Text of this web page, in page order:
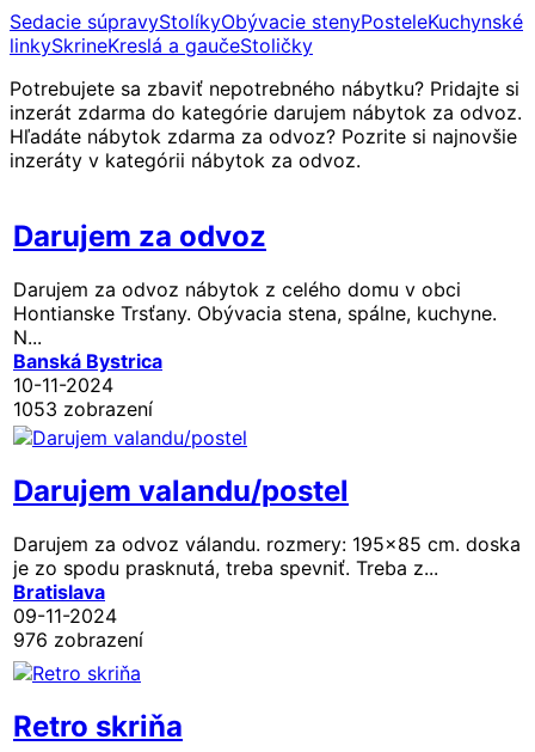
Sedacie súpravyStolíkyObývacie stenyPosteleKuchynské
linkySkrineKreslá a gaučeStoličky
Potrebujete sa zbaviť nepotrebného nábytku? Pridajte si
inzerát zdarma do kategórie darujem nábytok za odvoz.
Hľadáte nábytok zdarma za odvoz? Pozrite si najnovšie
inzeráty v kategórii nábytok za odvoz.
Darujem za odvoz
Darujem za odvoz nábytok z celého domu v obci
Hontianske Trsťany. Obývacia stena, spálne, kuchyne.
N...
Banská Bystrica
10-11-2024
1053 zobrazení
Darujem valandu/postel
Darujem za odvoz válandu. rozmery: 195x85 cm. doska
je zo spodu prasknutá, treba spevniť. Treba z...
Bratislava
09-11-2024
976 zobrazení
Retro skriňa